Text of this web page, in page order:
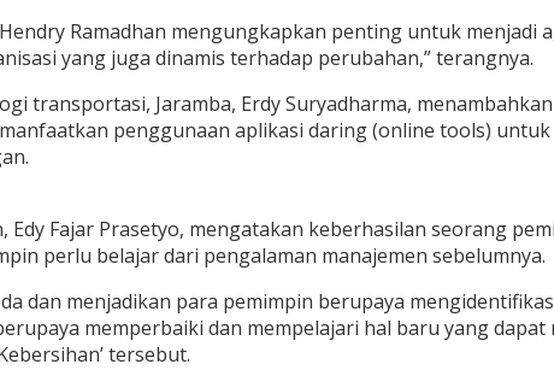
Ramadhan mengungkapkan penting untuk menjadi
yang juga dinamis terhadap perubahan,” terangnya.
transportasi, Jaramba, Erdy Suryadharma,
penggunaan aplikasi daring (online tools)
Edy Fajar Prasetyo, mengatakan keberhasilan seorang
perlu belajar dari pengalaman manajemen sebelumnya.
dan menjadikan para pemimpin berupaya
memperbaiki dan mempelajari hal baru yang
tersebut.